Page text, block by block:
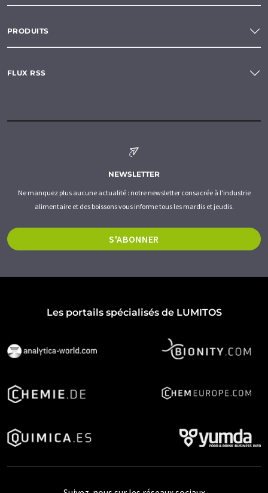
PRODUITS
FLUX RSS
NEWSLETTER
Ne manquez plus aucune actualité : notre newsletter consacrée à l'industrie
alimentaire et des boissons vous informe tous les mardis et jeudis.
S'ABONNER
Les portails spécialisés de LUMITOS